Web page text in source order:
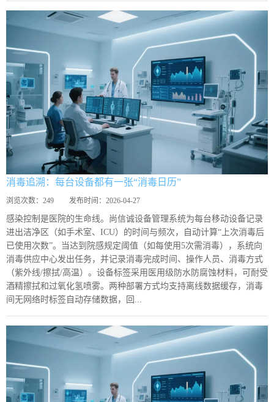
消毒追溯：每台设备都有一张“消毒日历”
浏览次数： 249 发布时间： 2026-04-27
感染控制是医院的生命线。尚信诚设备管理系统为每台移动设备记录
进出洁净区（如手术室、ICU）的时间与频次，自动计算“上次消毒后
已使用次数”。当达到院感规定阈值（如每使用5次需消毒），系统向
消毒供应中心发出任务，并记录消毒完成时间、操作人员、消毒方式
（紫外线/擦拭/高温）。设备标签采用医用级防水防腐蚀材料，可耐受
酒精擦拭和过氧化氢喷雾。两种部署方式均支持离线数据缓存，消毒
间无网络时标签自动存储数据，回...